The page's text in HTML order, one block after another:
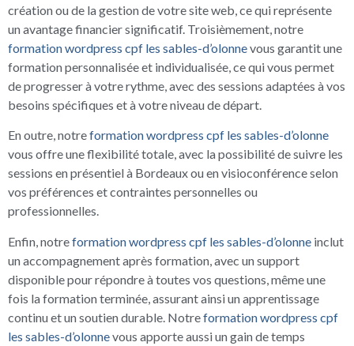
création ou de la gestion de votre site web, ce qui représente
un avantage financier significatif. Troisièmement, notre
formation wordpress cpf les sables-d’olonnevous garantit une
formation personnalisée et individualisée, ce qui vous permet
de progresser à votre rythme, avec des sessions adaptées à vos
besoins spécifiques et à votre niveau de départ.
En outre, notreformation wordpress cpf les sables-d’olonne
vous offre une flexibilité totale, avec la possibilité de suivre les
sessions en présentiel à Bordeaux ou en visioconférence selon
vos préférences et contraintes personnelles ou
professionnelles.
Enfin, notreformation wordpress cpf les sables-d’olonne inclut
un accompagnement après formation, avec un support
disponible pour répondre à toutes vos questions, même une
fois la formation terminée, assurant ainsi un apprentissage
continu et un soutien durable. Notreformation wordpress cpf
les sables-d’olonnevous apporte aussi un gain de temps